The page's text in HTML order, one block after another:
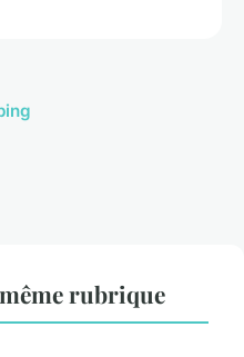
rubrique